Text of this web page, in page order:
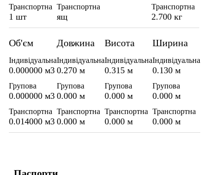
Транспортна
1 шт
Транспортна
ящ
Транспортна
2.700 кг
Об'єм
Індивідуальна
0.000000 м3
Групова
0.000000 м3
Транспортна
0.014000 м3
Довжина
Індивідуальна
0.270 м
Групова
0.000 м
Транспортна
0.000 м
Висота
Індивідуальна
0.315 м
Групова
0.000 м
Транспортна
0.000 м
Ширина
Індивідуальна
0.130 м
Групова
0.000 м
Транспортна
0.000 м